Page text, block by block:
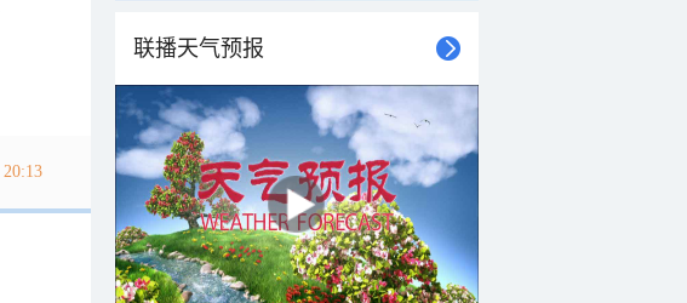
20:13
联播天气预报